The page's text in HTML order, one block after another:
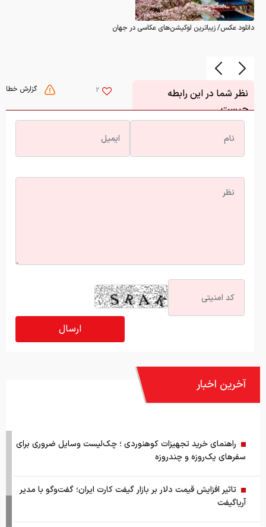
دانلود عکس/ زیباترین لوکیشن‌های عکاسی در جهان
گزارش خطا 2
نظر شما در این رابطه
چیست
آخرین اخبار
راهنمای خرید تجهیزات کوهنوردی ؛ چک‌لیست وسایل ضروری برای
سفرهای یک‌روزه و چندروزه
تاثیر افزایش قیمت دلار بر بازار گیفت کارت ایران؛ گفت‌وگو با مدیر
آریاگیفت